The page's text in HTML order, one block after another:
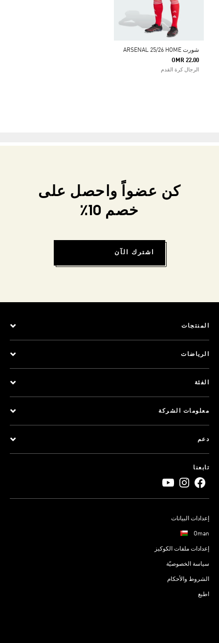
شورت ARSENAL 25/26 HOME
OMR 22.00
الرجال كرة القدم
كن عضواً واحصل على
خصم 10٪
اشترك الآن
المنتجات
الرياضات
الفئة
معلومات الشركة
دعم
تابعنا
إعدادات البيانات
Oman
إعدادات ملفات الكوكيز
سياسة الخصوصيّة
الشروط والأحكام
اطبع